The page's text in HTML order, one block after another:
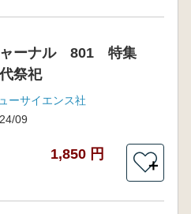
ャーナル 801 特集
祭祀
ーサイエンス社
09
1,850 円
＋